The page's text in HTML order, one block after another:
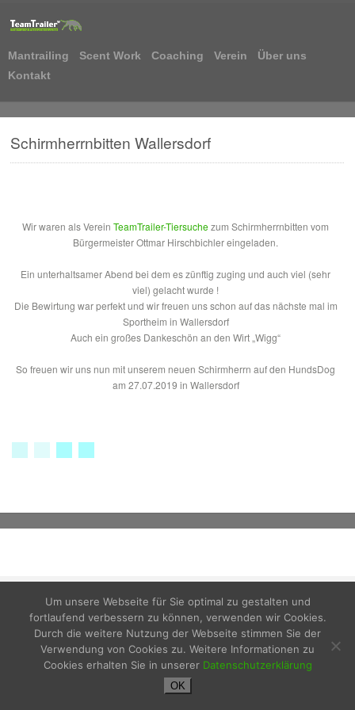
Mantrailing Scent Work Coaching Verein
Über uns
Kontakt
Schirmherrnbitten Wallersdorf
Wir waren als VereinTeamTrailer-Tiersuchezum Schirmherrnbitten vom
Bürgermeister Ottmar Hirschbichler eingeladen.
Ein unterhaltsamer Abend bei dem es zünftig zuging und auch viel (sehr
viel) gelacht wurde !
Die Bewirtung war perfekt und wir freuen uns schon auf das nächste mal im
Sportheim in Wallersdorf
Auch ein großes Dankeschön an den Wirt „Wigg“
So freuen wir uns nun mit unserem neuen Schirmherrn auf den HundsDog
am 27.07.2019 in Wallersdorf
Impressum
Datenschutzerklärung
Um unsere Webseite für Sie optimal zu gestalten und
fortlaufend verbessern zu können, verwenden wir Cookies.
Durch die weitere Nutzung der Webseite stimmen Sie der
Verwendung von Cookies zu. Weitere Informationen zu
Cookies erhalten Sie in unserer Datenschutzerklärung
OK